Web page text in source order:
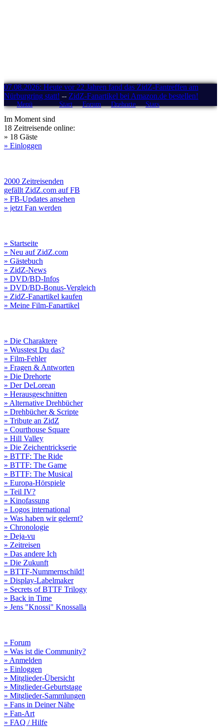
07.08.2026: Heute vor 22 Jahren fand das ZidZ-Fantreffen am
Nürburgring statt! -- ZidZ-Fanartikel bei Amazon.de bestellen!
Menü Start Forum Drehorte Stars
Im Moment sind
18 Zeitreisende online:
» 18 Gäste
» Einloggen
2000 Zeitreisenden
gefällt ZidZ.com auf FB
» FB-Updates ansehen
» jetzt Fan werden
» Startseite
» Neu auf ZidZ.com
» Gästebuch
» ZidZ-News
» DVD/BD-Infos
» DVD/BD-Bonus-Vergleich
» ZidZ-Fanartikel kaufen
» Meine Film-Fanartikel
» Die Charaktere
» Wusstest Du das?
» Film-Fehler
» Fragen & Antworten
» Die Drehorte
» Der DeLorean
» Herausgeschnitten
» Alternative Drehbücher
» Drehbücher & Scripte
» Tribute an ZidZ
» Courthouse Square
» Hill Valley
» Die Zeichentrickserie
» BTTF: The Ride
» BTTF: The Game
» BTTF: The Musical
» Europa-Hörspiele
» Teil IV?
» Kinofassung
» Logos international
» Was haben wir gelernt?
» Chronologie
» Deja-vu
» Zeitreisen
» Das andere Ich
» Die Zukunft
» BTTF-Nummernschild!
» Display-Labelmaker
» Secrets of BTTF Trilogy
» Back in Time
» Jens "Knossi" Knossalla
» Forum
» Was ist die Community?
» Anmelden
» Einloggen
» Mitglieder-Übersicht
» Mitglieder-Geburtstage
» Mitglieder-Sammlungen
» Fans in Deiner Nähe
» Fan-Art
» FAQ / Hilfe